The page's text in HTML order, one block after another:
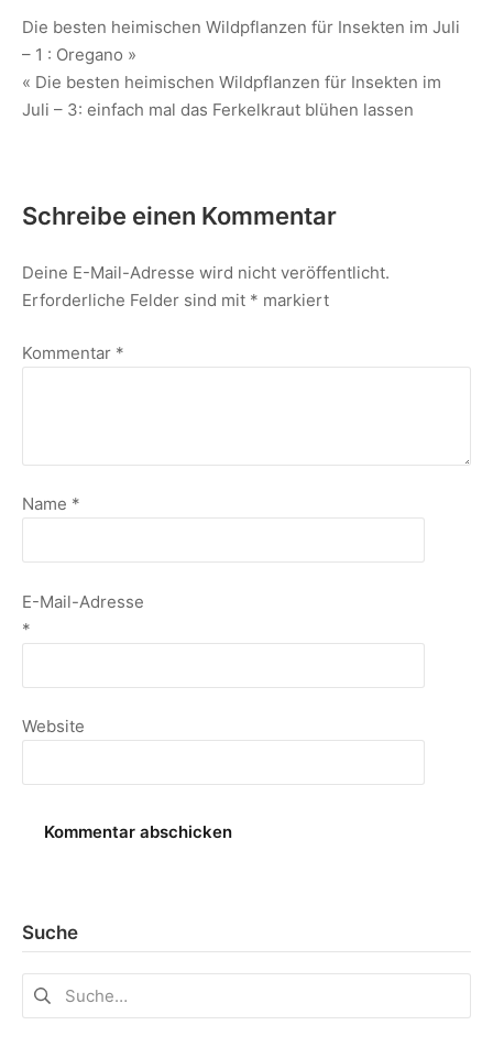
Die besten heimischen Wildpflanzen für Insekten im Juli
– 1 : Oregano »
« Die besten heimischen Wildpflanzen für Insekten im
Juli – 3: einfach mal das Ferkelkraut blühen lassen
Schreibe einen Kommentar
Deine E-Mail-Adresse wird nicht veröffentlicht.
Erforderliche Felder sind mit * markiert
Kommentar *
Name *
E-Mail-Adresse
*
Website
Suche